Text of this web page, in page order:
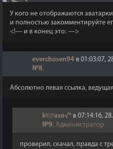
У кого не отображаются
и полностью закомментируйте
<!— и в конец это: —>
everchosen94 в 01:03:07,
№8,
Абсолютно левая ссылка,
k©קaso√® в 07:14:16,
№9, Администратор
проверил, скачал, правда с